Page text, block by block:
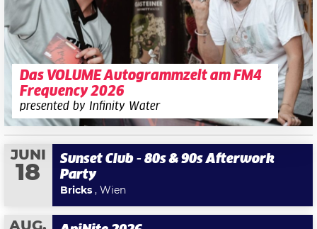
Das VOLUME Autogrammzelt am FM4
Frequency 2026
presented by Infinity Water
JUNI
18
Sunset Club - 80s & 90s Afterwork
Party
Bricks , Wien